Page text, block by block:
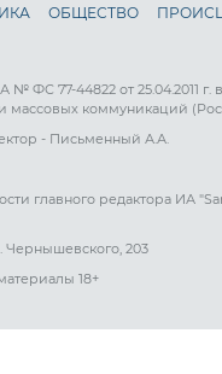
ОБЩЕСТВО
ФС 77-44822 от 25.04.2011
массовых коммуникаций
- Письменный А.А.
главного редактора ИА
Чернышевского, 203
18+